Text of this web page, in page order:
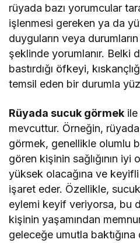
rüyada bazı yorumcular
işlenmesi gereken ya da
duyguların veya
şeklinde yorumlanır. Belki
bastırdığı öfkeyi,
temsil eden bir durumla
Rüyada sucuk görmek
mevcuttur. Örneğin,
görmek, genellikle olumlu
gören kişinin sağlığının iyi
yüksek olacağına ve
işaret eder. Özellikle,
eylemi keyif veriyorsa, bu
kişinin yaşamından
geleceğe umutla